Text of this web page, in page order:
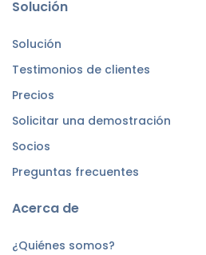
Solución
Solución
Testimonios de clientes
Precios
Solicitar una demostración
Socios
Preguntas frecuentes
Acerca de
¿Quiénes somos?